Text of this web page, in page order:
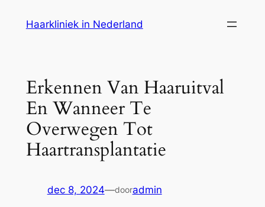
Haarkliniek in Nederland
Erkennen Van Haaruitval
En Wanneer Te
Overwegen Tot
Haartransplantatie
dec 8, 2024—dooradmin